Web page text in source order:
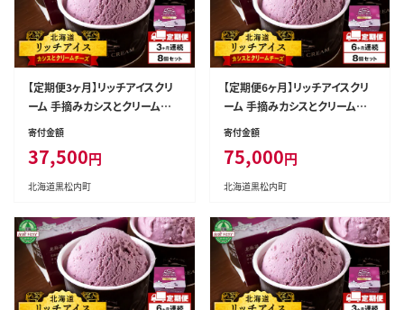
【定期便3ヶ月】リッチアイスクリ
ーム 手摘みカシスとクリームチ
ーズ 8個セット（100ml）
寄付金額
37,500円
北海道黒松内町
【定期便6ヶ月】リッチアイスクリ
ーム 手摘みカシスとクリームチ
ーズ 8個セット（100ml）
寄付金額
75,000円
北海道黒松内町